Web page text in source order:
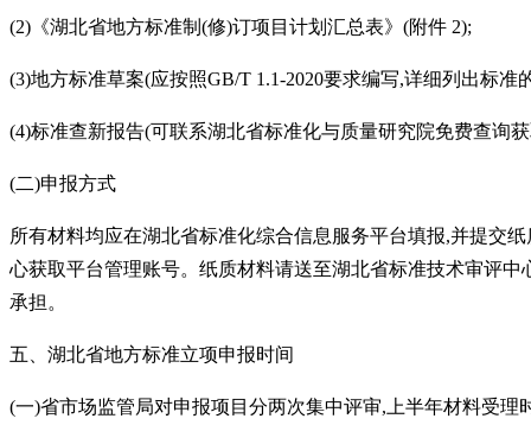
(2)《湖北省地方标准制(修)订项目计划汇总表》(附件 2);
(3)地方标准草案(应按照GB/T 1.1-2020要求编写,详细列出标
(4)标准查新报告(可联系湖北省标准化与质量研究院免费查询
(二)申报方式
所有材料均应在湖北省标准化综合信息服务平台填报,并提交
心获取平台管理账号。纸质材料请送至湖北省标准技术审评
承担。
五、湖北省地方标准立项申报时间
(一)省市场监管局对申报项目分两次集中评审,上半年材料受